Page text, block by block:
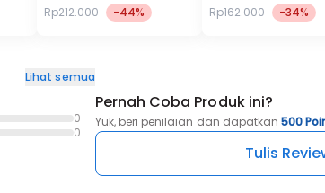
Rp212.000 -44% Rp162.000 -34%
Lihat semua
0
0
Pernah Coba Produk ini?
Yuk, beri penilaian dan dapatkan 500
Tulis